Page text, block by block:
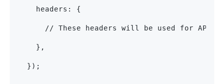
    headers: {
// These headers will be used for API
    },
  });